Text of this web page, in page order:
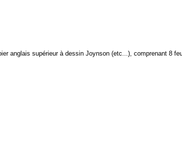
anglais supérieur à dessin Joynson (etc...), comprenant 8